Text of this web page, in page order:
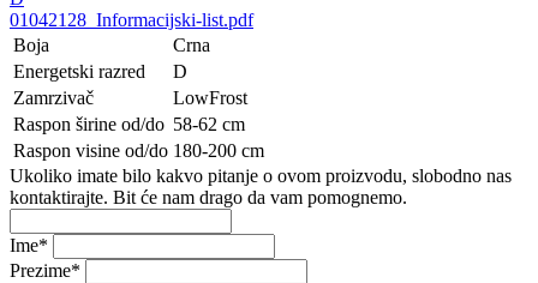
01042128_Informacijski-list.pdf
Boja
Crna
Energetski razred
D
Zamrzivač
LowFrost
Raspon širine od/do 58-62 cm
Raspon visine od/do 180-200 cm
Ukoliko imate bilo kakvo pitanje o ovom proizvodu, slobodno nas
kontaktirajte. Bit će nam drago da vam pomognemo.
Ime*
Prezime*